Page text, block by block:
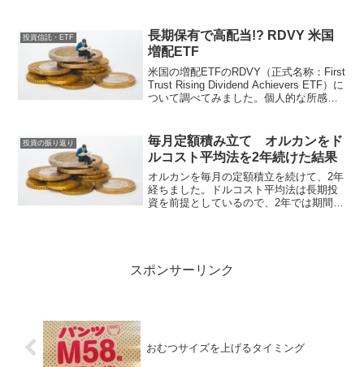
の動きが大きいです。VIGと2014(DGRO)
はおおよそ同じ感じです。
投資信託・ETF
長期保有で高配当!? RDVY 米国
増配ETF
米国の増配ETFのRDVY（正式名称：First
Trust Rising Dividend Achievers ETF）に
ついて調べてみました。個人的な所感は
テライトでの運用がいいのかなと思いま
す。
投資の振り返り
毎月定額積み立て オルカンをド
ルコスト平均法を2年続けた結果
オルカンを毎月の定額積立を続けて、2年
経ちました。ドルコスト平均法は長期投
資を前提としているので、2年では期間が
スポンサーリンク
おむつサイズを上げるタイミング